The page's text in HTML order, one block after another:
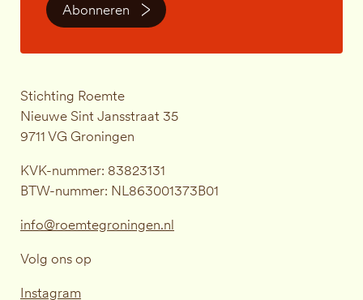
Abonneren
Stichting Roemte
Nieuwe Sint Jansstraat 35
9711 VG Groningen
KVK-nummer: 83823131
BTW-nummer: NL863001373B01
info@roemtegroningen.nl
Volg ons op
Instagram